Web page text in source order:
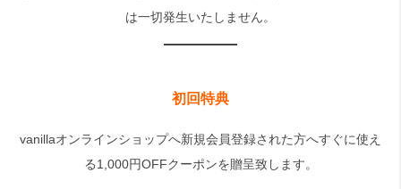
は一切発生いたしません。
初回特典
vanillaオンラインショップへ新規会員登録された方へすぐに使え
る1,000円OFFクーポンを贈呈致します。